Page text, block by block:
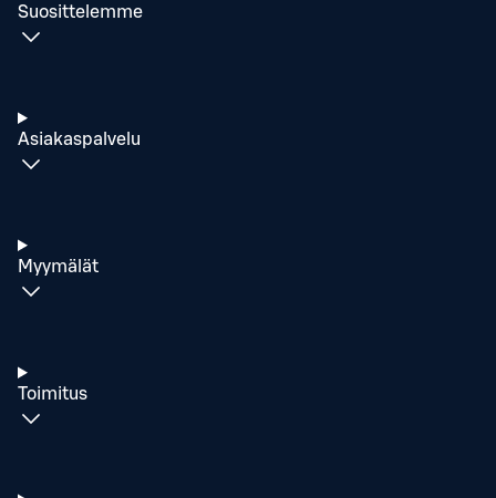
Suosittelemme
Asiakaspalvelu
Myymälät
Toimitus